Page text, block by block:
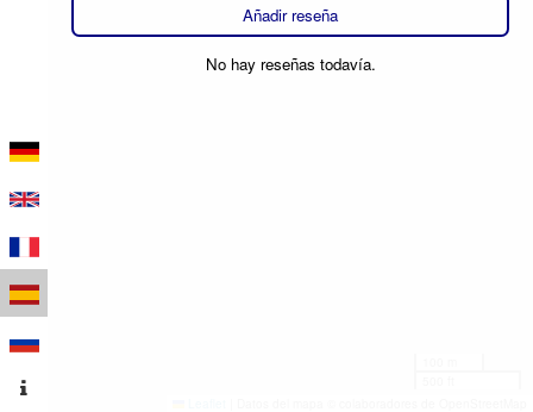
Añadir reseña
No hay reseñas todavía.